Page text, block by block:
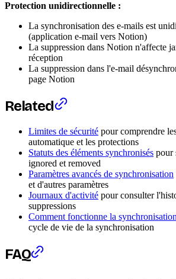
Protection unidirectionnelle :
La synchronisation des e-mails est
(application e-mail vers Notion)
La suppression dans Notion n'affecte
réception
La suppression dans l'e-mail
page Notion
Related
Limites de sécurité pour comprendre
automatique et les protections
Statuts des éléments synchronisés pour
ignored et removed
Paramètres avancés de synchronisation
et d'autres paramètres
Journaux d'activité pour consulter
suppressions
Comment fonctionne la synchronisation
cycle de vie de la synchronisation
FAQ